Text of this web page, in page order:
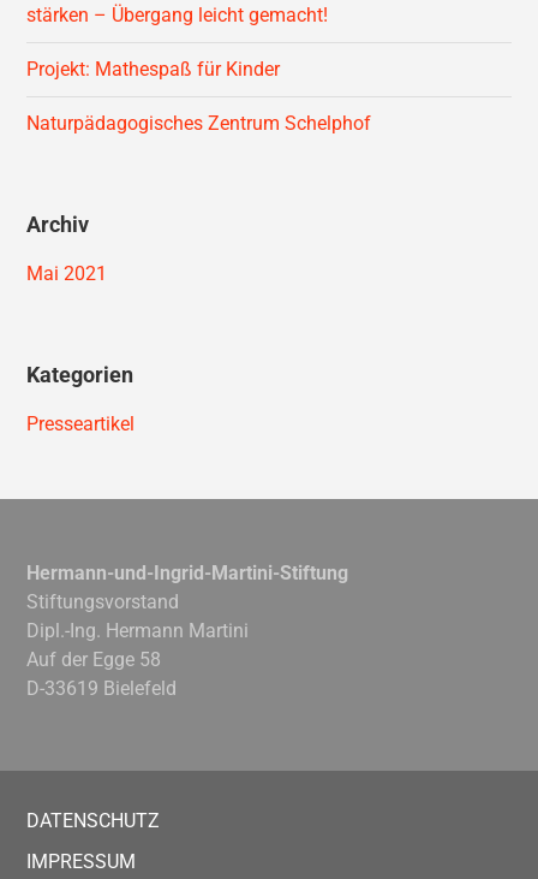
stärken – Übergang leicht gemacht!
Projekt: Mathespaß für Kinder
Naturpädagogisches Zentrum Schelphof
Archiv
Mai 2021
Kategorien
Presseartikel
Hermann-und-Ingrid-Martini-Stiftung
Stiftungsvorstand
Dipl.-Ing. Hermann Martini
Auf der Egge 58
D-33619 Bielefeld
DATENSCHUTZ
IMPRESSUM